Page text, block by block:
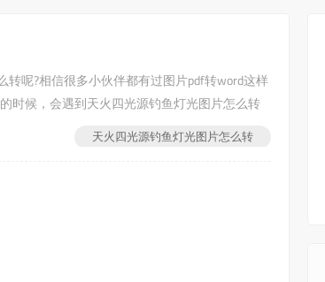
呢?相信很多小伙伴都有过图片pdf转word这样
时候，会遇到天火四光源钓鱼灯光图片怎么转
天火四光源钓鱼灯光图片怎么转